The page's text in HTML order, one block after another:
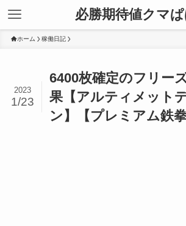
必勝期待値クマ
ホーム 稼働日記
6400枚確定のフリー
果【アルティメット
ン】【プレミアム鉄
2023
1/23